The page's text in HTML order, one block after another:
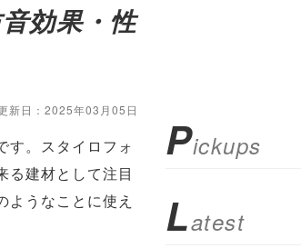
効果・性
新日：2025年03月05日
す。スタイロフォ
る建材として注目
うなことに使え
Pickups
Latest